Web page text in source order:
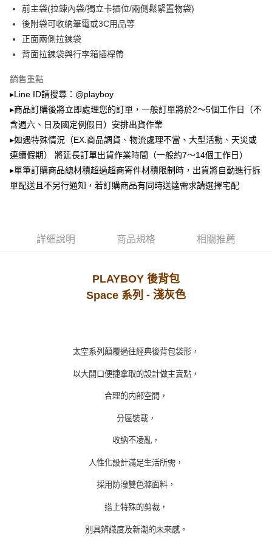
2.透過簡訊連結打開帳單後，可選擇「超商條碼／台灣大直營門市／銀行轉
帳／街口支付／iPASS MONEY」等通路繳費。
【注意事項】
1.本服務係由「台灣大哥大股份有限公司」（以下簡稱本公司）所提供，讓
買賣價金債權讓與本公司後，依約使用本公司帳單繳交帳款。
2.基於同意付款使用「大哥付你分期」之契約關係目的，商店將以您的個人
資料（包含姓名、電話或地址）提供予台灣大哥大進項蒐集、處理及利用，
由本公司與您本人進行分期帳單所需資料之確認、核對及更正。
3.完整用戶服務條款，請詳閱以下連結：https://oppay.tw/userRule
每筆NT$100，滿NT$900(含以上)免運費
付款後萊爾富取貨
7-11取貨付款
每筆NT$100，滿NT$900(含以上)免運費
付款後7-11取貨
每筆NT$100，滿NT$700(含以上)免運費
宅配
每筆NT$100，滿NT$700(含以上)免運費
前主袋(拉鍊內袋/獨立卡插位/兩側鬆緊置物袋)
後附袋可收納筆電或3C用品等
正面兩側拉鍊袋
背面拉鍊袋與行李箱插桿帶
銷售重點
▸Line ID請搜尋：@playboy
▸商品訂購後將立即處理您的訂單，一般訂單將於2～5個工作日（不
含週六、日及國定例假日）安排出貨作業
▸如遇特殊情況（EX.商品調貨、物流處理不當、大型活動、天災或
連續假期） 將延長訂單出貨作業時間（一般約7～14個工作日）
▸單筆訂購商品總材積超過超商寄件材積限制時，出貨將自動進行拆
單配送且不另行通知，若訂購商品有同時送達需求請選擇宅配
詳細說明 商品規格 相關推薦
PLAYBOY 後背包
Space 系列 - 淺灰色
太空系列顛覆過往經典後背包袋形，
以大開口便捷拿取的設計做主賣點，
合理的内部空間，
分區裝載，
收納不凌亂，
人性化設計滿足生活所需，
採用防潑雙色滌面料，
搭上特殊的剪裁，
別具辨識度及新潮的未來感。